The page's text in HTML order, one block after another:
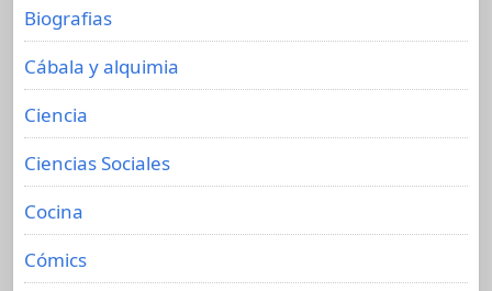
Biografias
Cábala y alquimia
Ciencia
Ciencias Sociales
Cocina
Cómics